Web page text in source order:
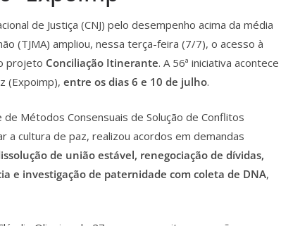
de Justiça (CNJ) pelo desempenho acima da média
(TJMA) ampliou, nessa terça-feira (7/7), o acesso à
projeto Conciliação Itinerante. A 56ª iniciativa acontece
(Expoimp), entre os dias 6 e 10 de julho.
Métodos Consensuais de Solução de Conflitos
a cultura de paz, realizou acordos em demandas
de união estável, renegociação de dívidas,
e investigação de paternidade com coleta de DNA,